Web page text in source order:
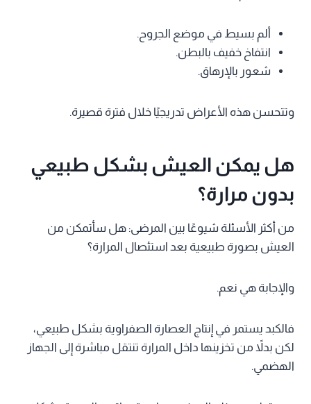
ألم بسيط في موضع الجروح.
انتفاخ خفيف بالبطن.
شعور بالإرهاق.
وتتحسن هذه الأعراض تدريجيًا خلال فترة قصيرة.
هل يمكن العيش بشكل طبيعي
بدون مرارة؟
من أكثر الأسئلة شيوعًا بين المرضى: هل سأتمكن من
العيش بصورة طبيعية بعد استئصال المرارة؟
والإجابة هي نعم.
فالكبد يستمر في إنتاج العصارة الصفراوية بشكل طبيعي،
لكن بدلاً من تخزينها داخل المرارة تنتقل مباشرة إلى الجهاز
الهضمي.